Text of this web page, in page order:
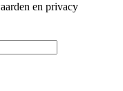
en privacy